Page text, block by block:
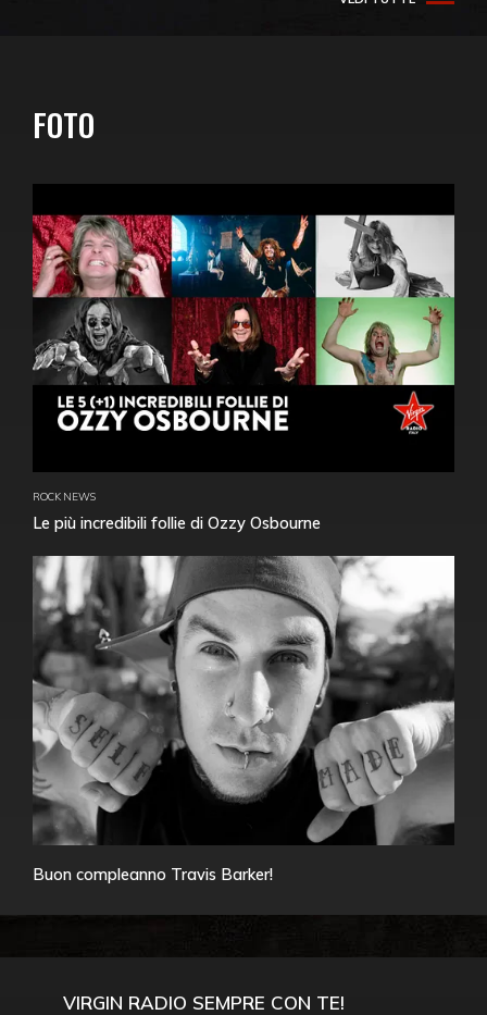
FOTO
ROCK NEWS
Le più incredibili follie di Ozzy Osbourne
Buon compleanno Travis Barker!
VIRGIN RADIO SEMPRE CON TE!